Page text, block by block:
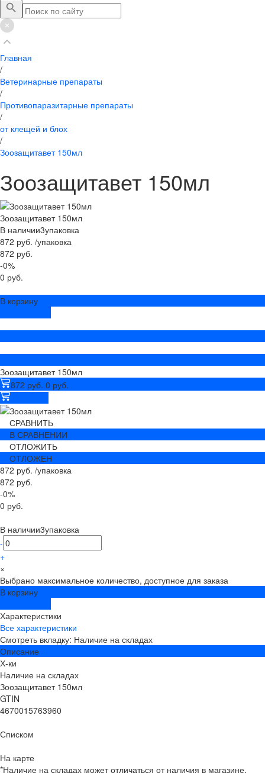
Главная
/
Ветеринарные препараты
/
Противопаразитарные препараты
/
от клещей и блох
/
Зоозащитавет 150мл
Зоозащитавет 150мл
Зоозащитавет 150мл
В наличии3упаковка
872 руб. /упаковка
872 руб.
-0%
0 руб.
В корзину
Зоозащитавет 150мл
872 руб. 0 руб.
СРАВНИТЬ
В СРАВНЕНИИ
ОТЛОЖИТЬ
ОТЛОЖЕН
872 руб. /упаковка
872 руб.
-0%
0 руб.
В наличии3упаковка
-
+
×
Выбрано максимальное количество, доступное для заказа
В корзину
Характеристики
Все характеристики
Смотреть вкладку: Наличие на складах
Описание
Х-ки
Наличие на складах
Зоозащитавет 150мл
GTIN
4670015763960
Списком
На карте
*Наличие на складах может отличаться от наличия в магазине.